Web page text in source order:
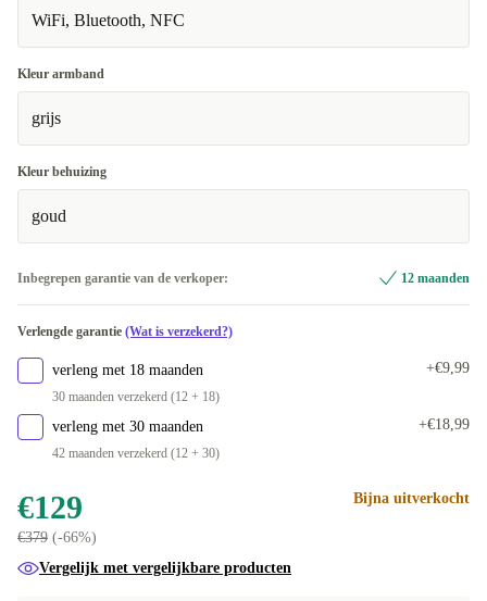
WiFi, Bluetooth, NFC
Kleur armband
grijs
Kleur behuizing
goud
Inbegrepen garantie van de verkoper: 12 maanden
Verlengde garantie (Wat is verzekerd?)
verleng met 18 maanden
30 maanden verzekerd (12 + 18)
+€9,99
verleng met 30 maanden
42 maanden verzekerd (12 + 30)
+€18,99
€129
€379 (-66%)
Bijna uitverkocht
Vergelijk met vergelijkbare producten